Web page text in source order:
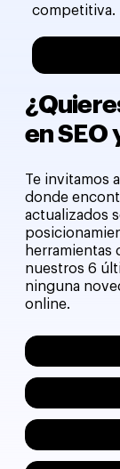
competitiva.
en SEO
Te invitamos
donde
actualizados
herramientas
nuestros 6
ninguna
online.